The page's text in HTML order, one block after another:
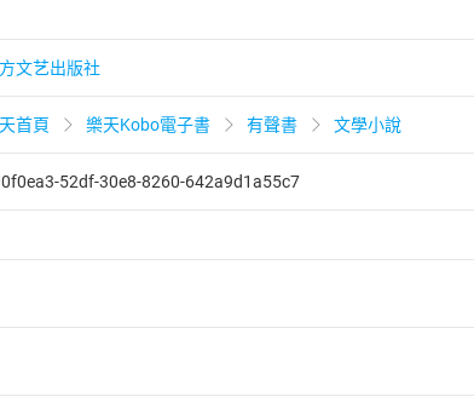
文艺出版社
首頁 樂天Kobo電子書 有聲書 文學小說
52df-30e8-8260-642a9d1a55c7
第19條第1項後段暨通訊交易解除權合理例外情事適用